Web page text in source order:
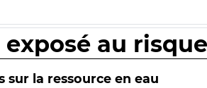
au
sur la ressource en eau